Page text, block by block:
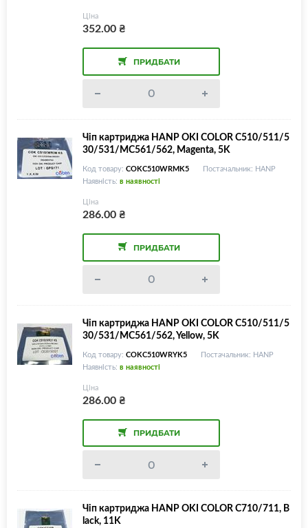
Ціна
352.00₴
ПРИДБАТИ
Чіп картриджа HANP OKI COLOR C510/511/5
30/531/MC561/562, Magenta, 5K
Код товару: COKC510WRMK5
Постачальник: HANP
Наявність: в наявності
Ціна
286.00₴
ПРИДБАТИ
Чіп картриджа HANP OKI COLOR C510/511/5
30/531/MC561/562, Yellow, 5K
Код товару: COKC510WRYK5
Постачальник: HANP
Наявність: в наявності
Ціна
286.00₴
ПРИДБАТИ
Чіп картриджа HANP OKI COLOR C710/711, B
lack, 11K